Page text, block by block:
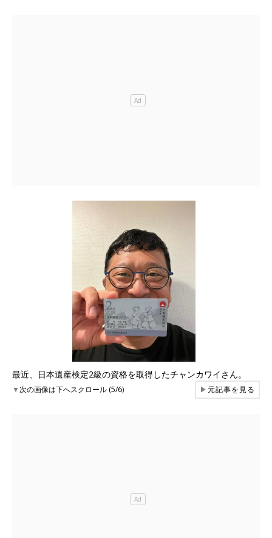
最近、日本遺産検定2級の資格を取得したチャンカワイさん。
▼次の画像は下へスクロール (5/6) ▶元記事を見る